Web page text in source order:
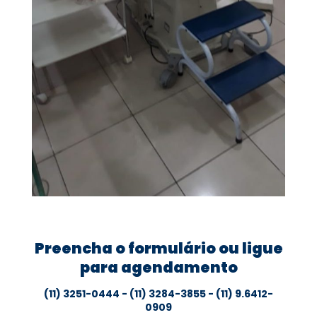
Preencha o formulário ou ligue
para agendamento
(11) 3251-0444 - (11) 3284-3855 - (11) 9.6412-
0909